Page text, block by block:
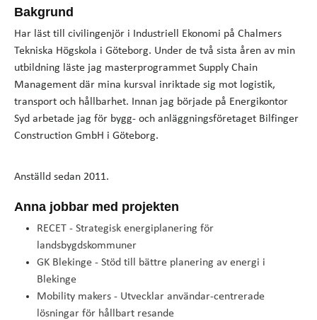
Bakgrund
Har läst till civilingenjör i Industriell Ekonomi på Chalmers
Tekniska Högskola i Göteborg. Under de två sista åren av min
utbildning läste jag masterprogrammet Supply Chain
Management där mina kursval inriktade sig mot logistik,
transport och hållbarhet. Innan jag började på Energikontor
Syd arbetade jag för bygg- och anläggningsföretaget Bilfinger
Construction GmbH i Göteborg.
Anställd sedan 2011.
Anna jobbar med projekten
RECET - Strategisk energiplanering för
landsbygdskommuner
GK Blekinge - Stöd till bättre planering av energi i
Blekinge
Mobility makers - Utvecklar användar-centrerade
lösningar för hållbart resande